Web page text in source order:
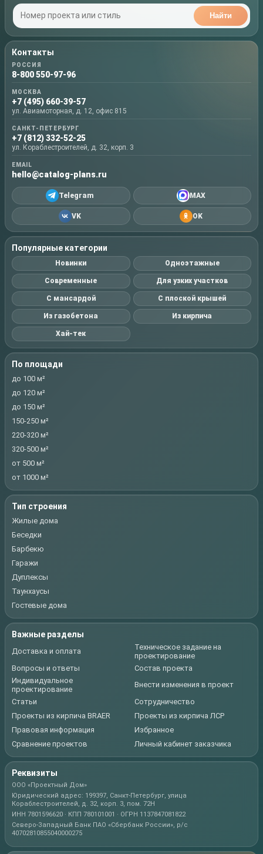
Найти
Контакты
РОССИЯ
8-800 550-97-96
МОСКВА
+7 (495) 660-39-57
ул. Авиамоторная, д. 12, офис 815
САНКТ-ПЕТЕРБУРГ
+7 (812) 332-52-25
ул. Кораблестроителей, д. 32, корп. 3
EMAIL
hello@catalog-plans.ru
Telegram MAX
VK OK
Популярные категории
Новинки Одноэтажные
Современные Для узких участков
С мансардой С плоской крышей
Из газобетона Из кирпича
Хай-тек
По площади
до 100 м²
до 120 м²
до 150 м²
150-250 м²
220-320 м²
320-500 м²
от 500 м²
от 1000 м²
Тип строения
Жилые дома
Беседки
Барбекю
Гаражи
Дуплексы
Таунхаусы
Гостевые дома
Важные разделы
Доставка и оплата
Техническое задание на
проектирование
Вопросы и ответы
Состав проекта
Индивидуальное
проектирование
Внести изменения в проект
Статьи
Сотрудничество
Проекты из кирпича BRAER
Проекты из кирпича ЛСР
Правовая информация
Избранное
Сравнение проектов
Личный кабинет заказчика
Реквизиты
ООО «Проектный Дом»
Юридический адрес: 199397, Санкт-Петербург, улица
Кораблестроителей, д. 32, корп. 3, пом. 72Н
ИНН 7801596620 · КПП 780101001 · ОГРН 1137847081822
Северо-Западный Банк ПАО «Сбербанк России», р/с
40702810855040000275